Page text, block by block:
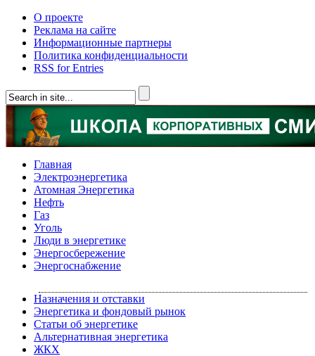
О проекте
Реклама на сайте
Информационные партнеры
Политика конфиденциальности
RSS for Entries
Главная
Электроэнергетика
Атомная Энергетика
Нефть
Газ
Уголь
Люди в энергетике
Энергосбережение
Энергоснабжение
Назначения и отставки
Энергетика и фондовый рынок
Статьи об энергетике
Альтернативная энергетика
ЖКХ